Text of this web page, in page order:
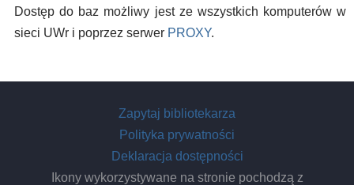
Dostęp do baz możliwy jest ze wszystkich komputerów w
sieci UWr i poprzez serwer PROXY.
Zapytaj bibliotekarza
Polityka prywatności
Deklaracja dostępności
Ikony wykorzystywane na stronie pochodzą z